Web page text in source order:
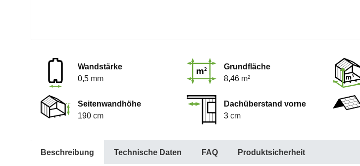
Wandstärke
0,5 mm
Grundfläche
8,46 m²
Seitenwandhöhe
190 cm
Dachüberstand vorne
3 cm
Beschreibung Technische Daten FAQ Produktsicherheit